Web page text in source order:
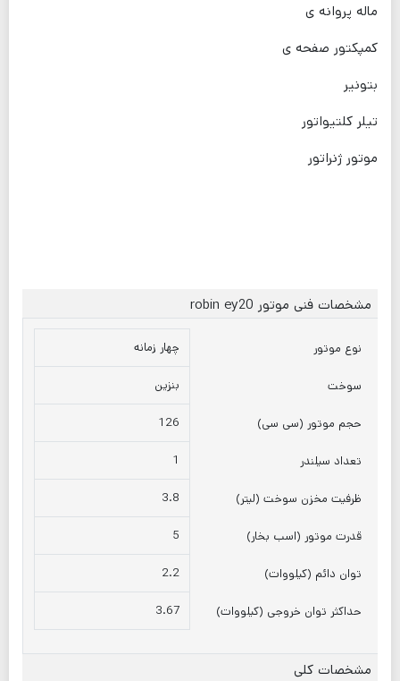
ماله پروانه ی
کمپکتور صفحه ی
بتونیر
تیلر کلتیواتور
موتور ژنراتور
مشخصات فنی موتور robin ey20
نوع موتور چهار زمانه
سوخت بنزین
حجم موتور (سی سی) 126
تعداد سیلندر 1
ظرفیت مخزن سوخت (لیتر) 3.8
قدرت موتور (اسب بخار) 5
توان دائم (کیلووات) 2.2
حداکثر توان خروجی (کیلووات) 3.67
مشخصات کلی